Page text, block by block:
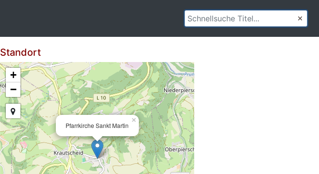
Standort
Pfarrkirche Sankt Martin
×
+
−